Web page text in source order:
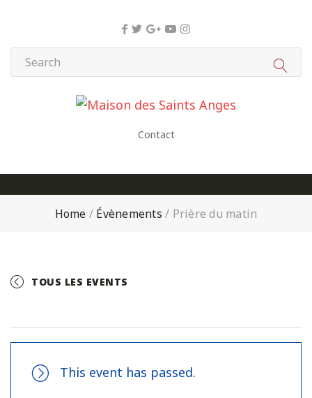
Contact
Home / Évènements / Prière du matin
TOUS LES EVENTS
This event has passed.